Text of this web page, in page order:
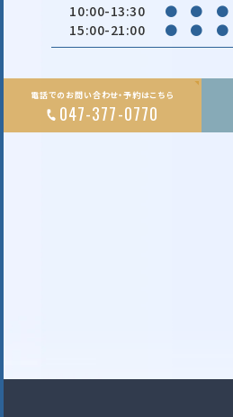
10:00-13:30
● ● ●
15:00-21:00 ● ● ●
電話でのお問い合わせ・予約はこちら
047-377-0770